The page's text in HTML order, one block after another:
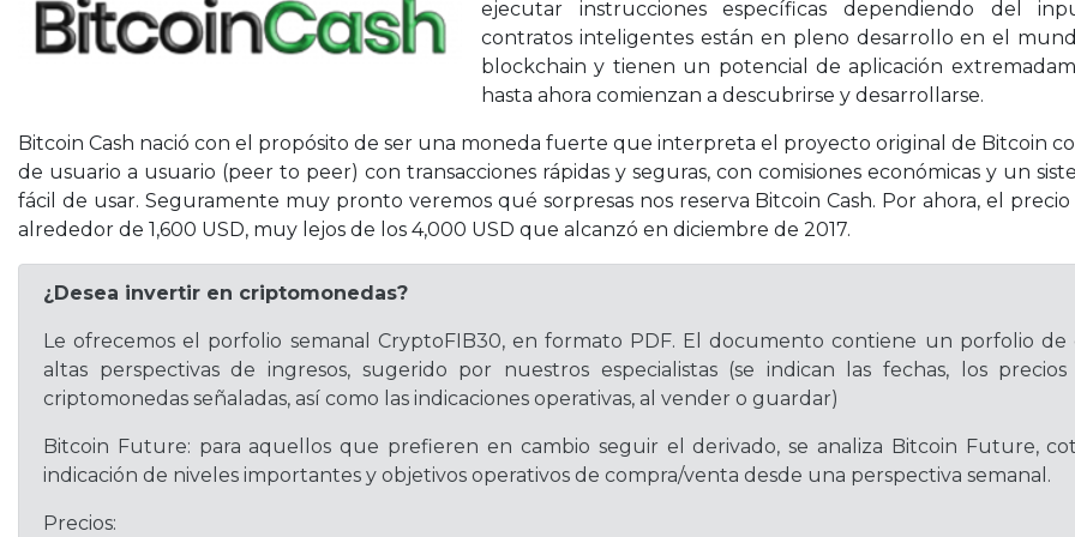
ejecutar instrucciones específicas dependiendo del
contratos inteligentes están en pleno desarrollo en el
blockchain y tienen un potencial de aplicación
hasta ahora comienzan a descubrirse y desarrollarse.
Bitcoin Cash nació con el propósito de ser una moneda fuerte que interpreta el proyecto original de Bitcoin
de usuario a usuario (peer to peer) con transacciones rápidas y seguras, con comisiones económicas y un
fácil de usar. Seguramente muy pronto veremos qué sorpresas nos reserva Bitcoin Cash. Por ahora, el
alrededor de 1,600 USD, muy lejos de los 4,000 USD que alcanzó en diciembre de 2017.
¿Desea invertir en criptomonedas?
Le ofrecemos el porfolio semanal CryptoFIB30, en formato PDF. El documento contiene un porfolio de
altas perspectivas de ingresos, sugerido por nuestros especialistas (se indican las fechas, los
criptomonedas señaladas, así como las indicaciones operativas, al vender o guardar)
Bitcoin Future: para aquellos que prefieren en cambio seguir el derivado, se analiza Bitcoin Future,
indicación de niveles importantes y objetivos operativos de compra/venta desde una perspectiva semanal.
Precios: